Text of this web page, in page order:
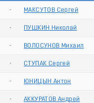
- МАКСУТОВ Сергей
- ПУШКИН Николай
- ВОЛОСУНОВ Михаил
- СТУПАК Сергей
- ЮНИЦЫН Антон
- АККУРАТОВ Андрей